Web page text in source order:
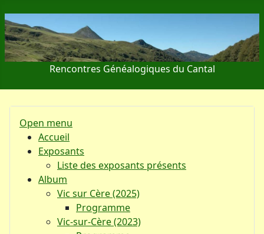
Rencontres Généalogiques du Cantal
Open menu
Accueil
Exposants
Liste des exposants présents
Album
Vic sur Cère (2025)
Programme
Vic-sur-Cère (2023)